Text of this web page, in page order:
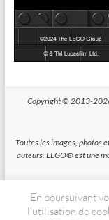
Copyright © 2013-
Toutes les images, photos
auteurs. LEGO® est une
HelloBricks participe
d'affiliation conçu pour
En poursuivant
l’utilisation de